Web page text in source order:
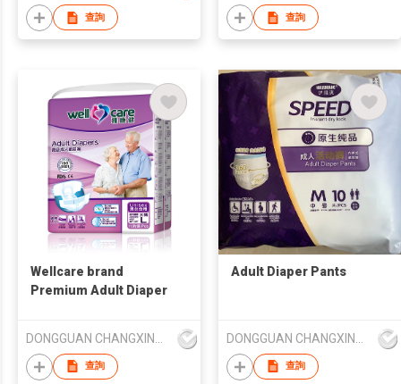
查詢 查詢
Wellcare brand
Premium Adult Diaper
查詢
Adult Diaper Pants
查詢